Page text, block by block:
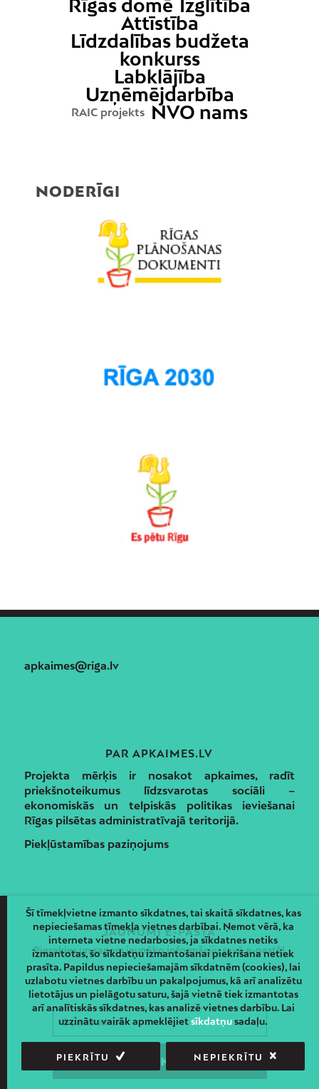
Rīgas domē Izglītība
Attīstība
Līdzdalības budžeta
konkurss
Labklājība
Uzņēmējdarbība
RAIC projekts NVO nams
NODERĪGI
apkaimes@riga.lv
PAR APKAIMES.LV
Projekta mērķis ir nosakot apkaimes, radīt
priekšnoteikumus līdzsvarotas sociāli –
ekonomiskās un telpiskās politikas ieviešanai
Rīgas pilsētas administratīvajā teritorijā.
Piekļūstamības paziņojums
JAUNUMI E-PASTĀ
Piesakies un saņem jaunāko informāciju savā e-pastā!
Šī tīmekļvietne izmanto sīkdatnes, tai skaitā sīkdatnes, kas
nepieciešamas tīmekļa vietnes darbībai. Ņemot vērā, ka
interneta vietne nedarbosies, ja sīkdatnes netiks
izmantotas, šo sīkdatņu izmantošanai piekrišana netiek
prasīta. Papildus nepieciešamajām sīkdatnēm (cookies), lai
uzlabotu vietnes darbību un pakalpojumus, kā arī analizētu
lietotājus un pielāgotu saturu, šajā vietnē tiek izmantotas
arī analītiskās sīkdatnes, kas analizē vietnes darbību. Lai
uzzinātu vairāk apmeklējietsīkdatņusadaļu.
PIEKRĪTU NEPIEKRĪTU